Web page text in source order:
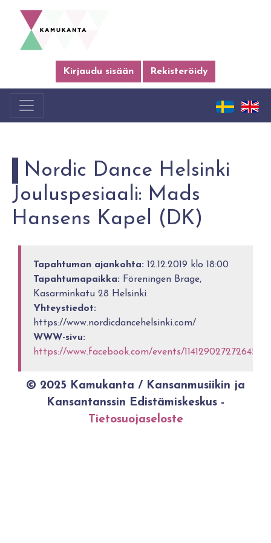
Kirjaudu sisään Rekisteröidy
Nordic Dance Helsinki
Jouluspesiaali: Mads
Hansens Kapel (DK)
Tapahtuman ajankohta: 12.12.2019 klo 18:00
Tapahtumapaikka: Föreningen Brage,
Kasarminkatu 28 Helsinki
Yhteystiedot:
https://www.nordicdancehelsinki.com/
WWW-sivu:
https://www.facebook.com/events/1141290272726453/
© 2025 Kamukanta / Kansanmusiikin ja
Kansantanssin Edistämiskeskus -
Tietosuojaseloste